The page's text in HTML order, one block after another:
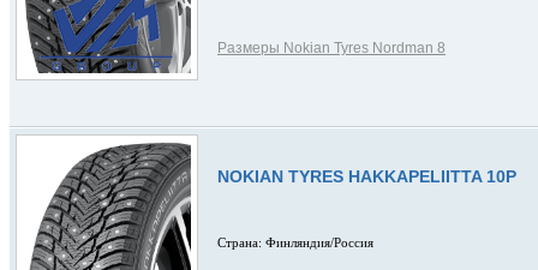
Размеры Nokian Tyres Nordman 8
NOKIAN TYRES HAKKAPELIITTA 10P
Страна: Финляндия/Россия